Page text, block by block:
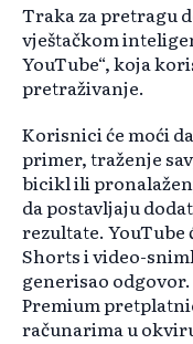
Traka za pretragu
vještačkom
YouTube“, koja
pretraživanje.
Korisnici će moći
primer, traženje
bicikl ili
da postavljaju
rezultate. YouTube
Shorts i video-
generisao
Premium
računarima u